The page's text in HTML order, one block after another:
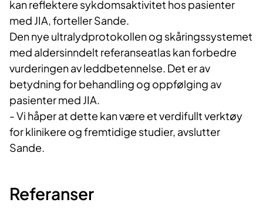
kan reflektere sykdomsaktivitet hos pasienter
med JIA, forteller Sande.
Den nye ultralydprotokollen og skåringssystemet
med aldersinndelt referanseatlas kan forbedre
vurderingen av leddbetennelse. Det er av
betydning for behandling og oppfølging av
pasienter med JIA.
- Vi håper at dette kan være et verdifullt verktøy
for klinikere og fremtidige studier, avslutter
Sande.
Referanser